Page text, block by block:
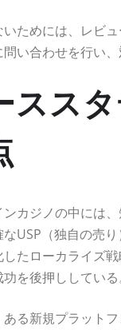
ためには、レビ
い合わせを行い
スス
カジノの中には
USP（独自の売
たローカライズ
を後押ししている
る新規プラット